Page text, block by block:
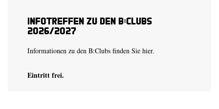
Infotreffen zu den B:Clubs
2026/2027
Informationen zu den B:Clubs finden Sie hier.
Eintritt frei.